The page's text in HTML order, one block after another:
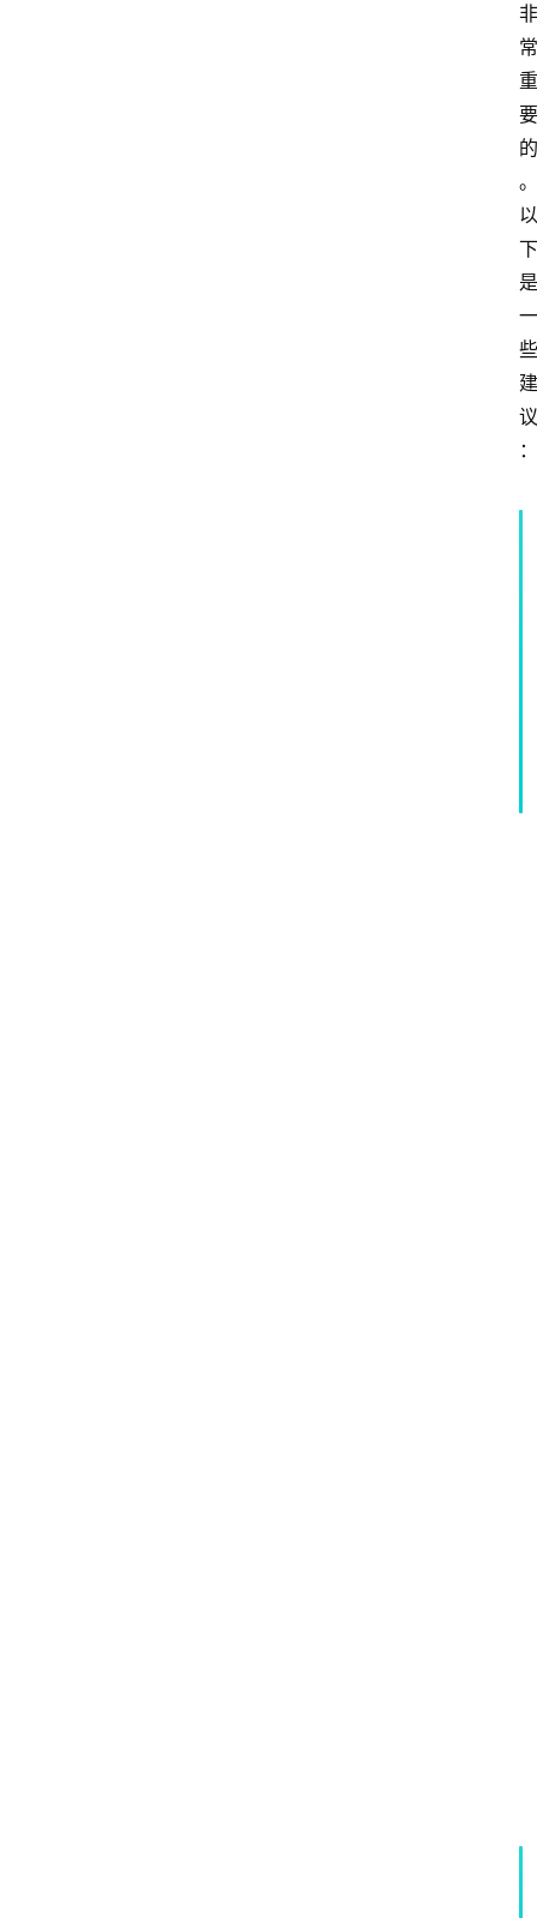
非
常
重
要
的
。
以
下
是
一
些
建
议
：